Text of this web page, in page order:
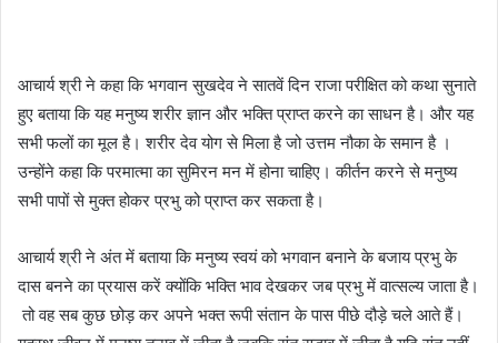
आचार्य श्री ने कहा कि भगवान सुखदेव ने सातवें दिन राजा परीक्षित को कथा सुनाते
हुए बताया कि यह मनुष्य शरीर ज्ञान और भक्ति प्राप्त करने का साधन है। और यह
सभी फलों का मूल है। शरीर देव योग से मिला है जो उत्तम नौका के समान है ।
उन्होंने कहा कि परमात्मा का सुमिरन मन में होना चाहिए। कीर्तन करने से मनुष्य
सभी पापों से मुक्त होकर प्रभु को प्राप्त कर सकता है।
आचार्य श्री ने अंत में बताया कि मनुष्य स्वयं को भगवान बनाने के बजाय प्रभु के
दास बनने का प्रयास करें क्योंकि भक्ति भाव देखकर जब प्रभु में वात्सल्य जाता है।
तो वह सब कुछ छोड़ कर अपने भक्त रूपी संतान के पास पीछे दौड़े चले आते हैं।